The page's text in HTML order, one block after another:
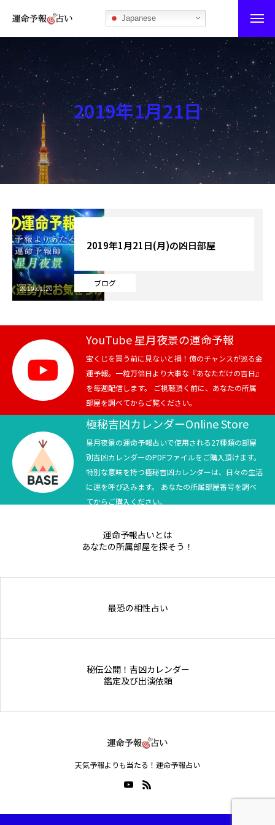
Japanese
運命予報占い
運命予報占いとは
あなたの所属部屋を探そう！
最恐の相性占い
秘伝公開！吉凶カレンダー
記事カテゴリー
ブログ
お知らせ
芸能界
テニス
スポーツ
競馬
テニス四大大会・五輪
テニス四大大会・五輪
2019年1月21日
ブログ
2019年1月21日(月)の凶日部屋
2019.01.20
YouTube 星月夜景の運命予報
宝くじを買う前に見ないと損！億のチャンスが巡る金
運予報。一粒万倍日より大事な『あなただけの吉日』
を毎週配信します。 ご視聴頂く前に、あなたの所属
部屋を調べてからご覧ください。
極秘吉凶カレンダーOnline Store
星月夜景の運命予報占いで使用される27種類の部屋
別吉凶カレンダーのPDFファイルをご購入頂けます。
特別な意味を持つ極秘吉凶カレンダーは、日々の生活
に運を呼び込みます。 あなたの所属部屋番号を調べ
てからご購入ください。
運命予報占いとは
あなたの所属部屋を探そう！
最恐の相性占い
秘伝公開！吉凶カレンダー
鑑定及び出演依頼
天気予報よりも当たる！運命予報占い